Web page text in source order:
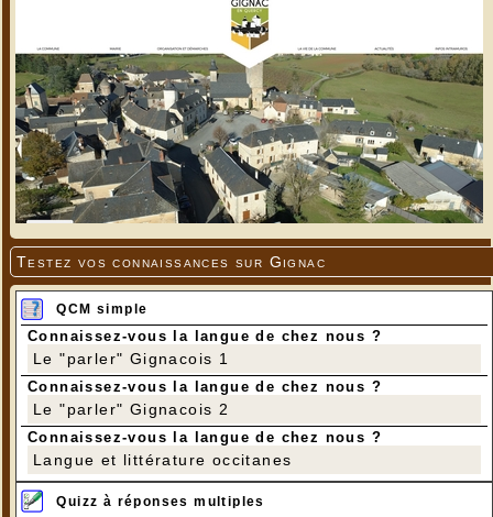
Testez vos connaissances sur Gignac
QCM simple
Connaissez-vous la langue de chez nous ?
Le "parler" Gignacois 1
Connaissez-vous la langue de chez nous ?
Le "parler" Gignacois 2
Connaissez-vous la langue de chez nous ?
Langue et littérature occitanes
Quizz à réponses multiples